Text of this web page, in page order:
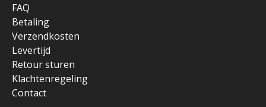
FAQ
Betaling
Verzendkosten
Levertijd
Retour sturen
Klachtenregeling
Contact